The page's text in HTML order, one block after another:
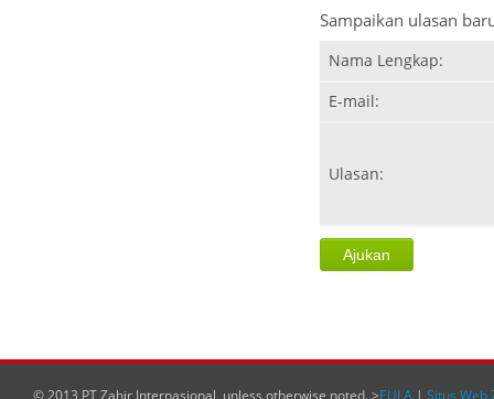
Sampaikan ulasan
Nama Lengkap:
E-mail:
Ulasan:
© 2013 PT Zahir Internasional, unless otherwise noted. >EULA | Situs Web